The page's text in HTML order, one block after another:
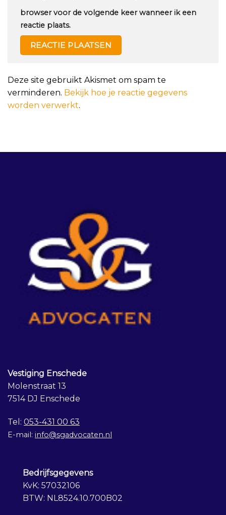
browser voor de volgende keer wanneer ik een
reactie plaats.
Deze site gebruikt Akismet om spam te
verminderen. Bekijk hoe je reactie gegevens
worden verwerkt.
Vestiging Enschede
Molenstraat 13
7514 DJ Enschede
Tel: 053-431 00 63
E-mail: info@sgadvocaten.nl
Bedrijfsgegevens
KvK: 57032106
BTW: NL8524.10.700B02